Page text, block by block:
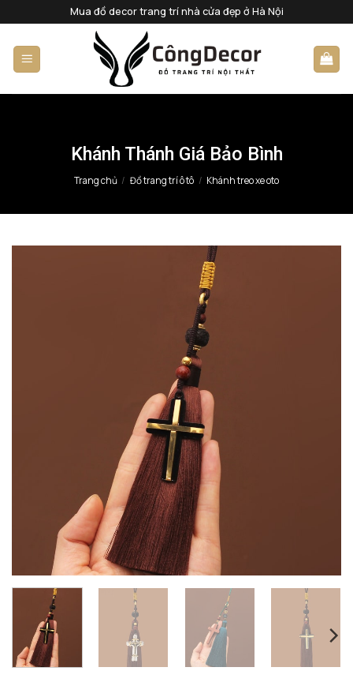
qua
nội
dung
Mua đồ decor trang trí nhà cửa đẹp ở Hà Nội
Khánh Thánh Giá Bảo Bình
Trang chủ / Đồ trang trí ô tô / Khánh treo xe oto